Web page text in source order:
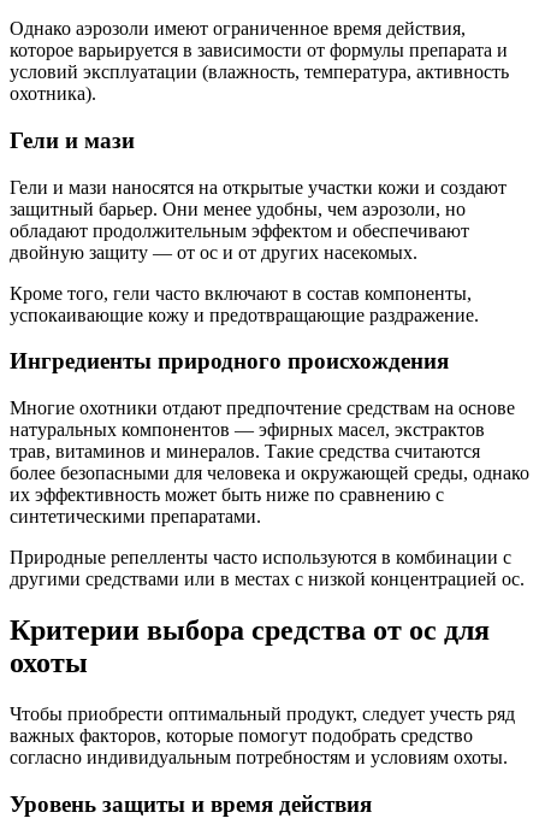
Однако аэрозоли имеют ограниченное время действия,
которое варьируется в зависимости от формулы препарата и
условий эксплуатации (влажность, температура, активность
охотника).
Гели и мази
Гели и мази наносятся на открытые участки кожи и создают
защитный барьер. Они менее удобны, чем аэрозоли, но
обладают продолжительным эффектом и обеспечивают
двойную защиту — от ос и от других насекомых.
Кроме того, гели часто включают в состав компоненты,
успокаивающие кожу и предотвращающие раздражение.
Ингредиенты природного происхождения
Многие охотники отдают предпочтение средствам на основе
натуральных компонентов — эфирных масел, экстрактов
трав, витаминов и минералов. Такие средства считаются
более безопасными для человека и окружающей среды, однако
их эффективность может быть ниже по сравнению с
синтетическими препаратами.
Природные репелленты часто используются в комбинации с
другими средствами или в местах с низкой концентрацией ос.
Критерии выбора средства от ос для
охоты
Чтобы приобрести оптимальный продукт, следует учесть ряд
важных факторов, которые помогут подобрать средство
согласно индивидуальным потребностям и условиям охоты.
Уровень защиты и время действия